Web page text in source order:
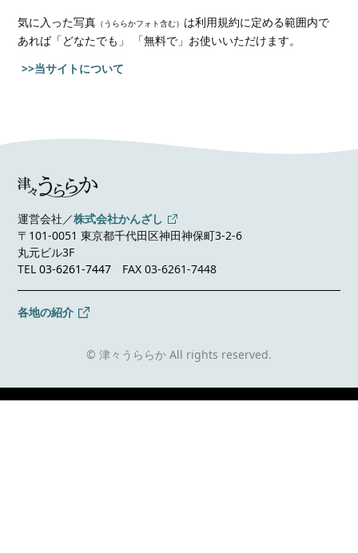
気に入った写真 （うららかフォト含む） は利用規約に定める範囲内で
あれば「どなたでも」 「無料で」お使いいただけます。
>>当サイトについて
運営会社／株式会社かんざし
〒101-0051 東京都千代田区神田神保町3-2-6
丸元ビル3F
TEL03-6261-7447 FAX 03-6261-7448
各地の紹介
© 津々うららか All rights reserved.